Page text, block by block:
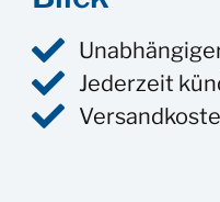
Jederzeit